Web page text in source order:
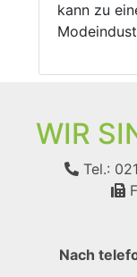
kann zu
WIR
Tel.:
Nach